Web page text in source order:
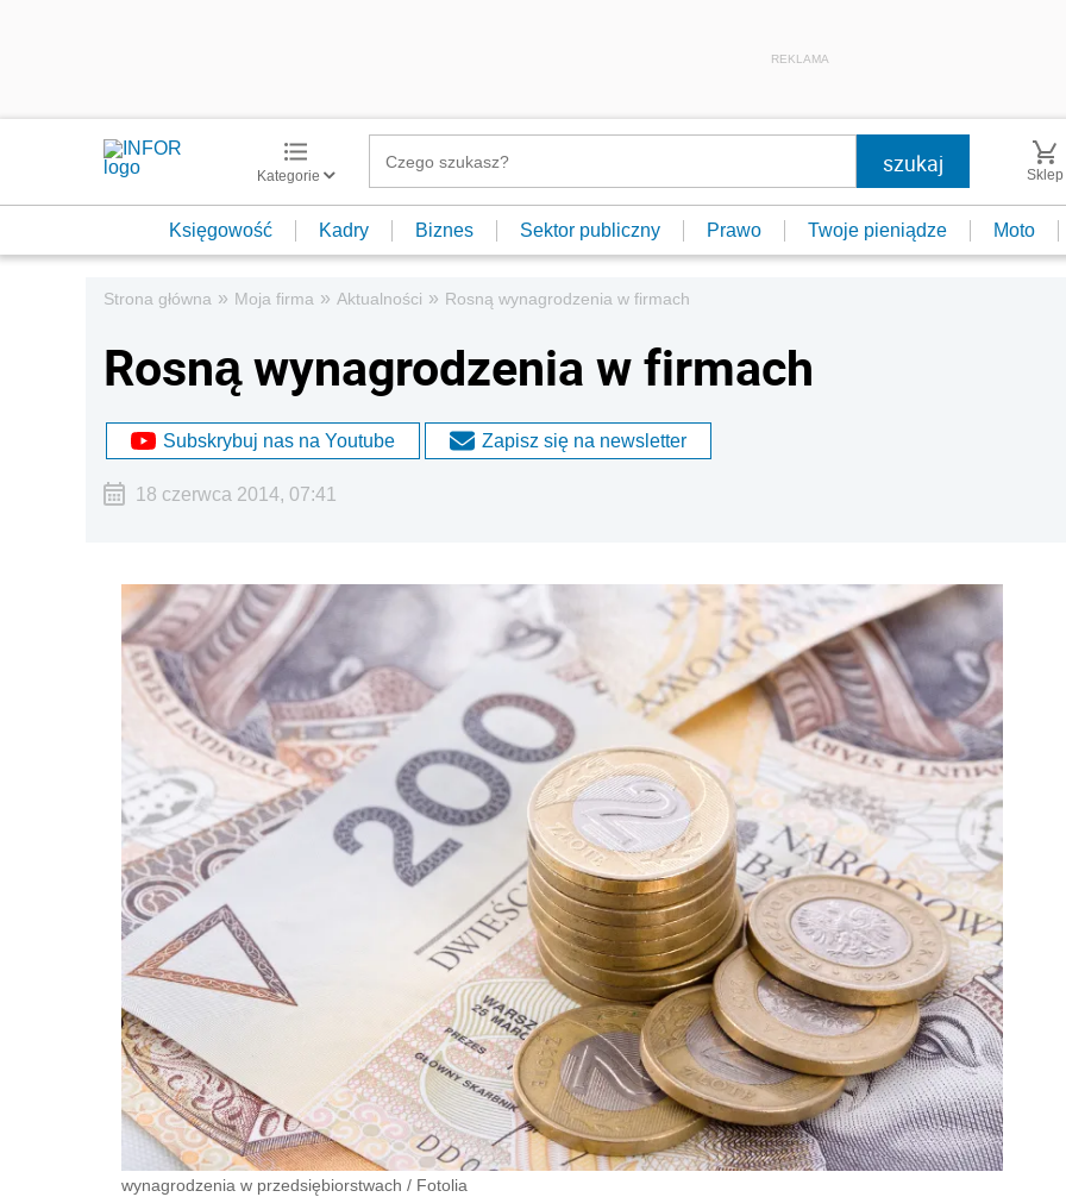
REKLAMA
Kategorie Sklep
Księgowość Kadry Biznes Sektor publiczny Prawo Twoje pieniądze Moto
Strona główna » Moja firma » Aktualności » Rosną wynagrodzenia w firmach
Rosną wynagrodzenia w firmach
Subskrybuj nas na Youtube Zapisz się na newsletter
18 czerwca 2014, 07:41
wynagrodzenia w przedsiębiorstwach / Fotolia